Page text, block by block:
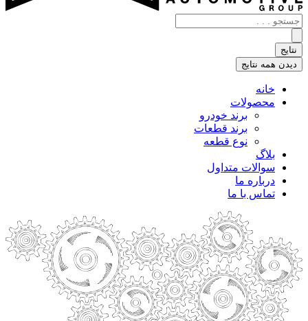
جستجو
.
.
.
نتایج
دیدن همه نتایج
خانه
محصولات
برند خودرو
برند قطعات
نوع قطعه
بلاگ
سوالات متداول
درباره ما
تماس با ما